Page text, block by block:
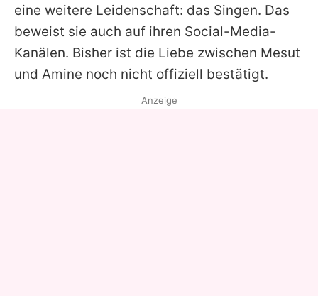
eine weitere Leidenschaft: das Singen. Das
beweist sie auch auf ihren Social-Media-
Kanälen. Bisher ist die Liebe zwischen Mesut
und Amine noch nicht offiziell bestätigt.
Anzeige